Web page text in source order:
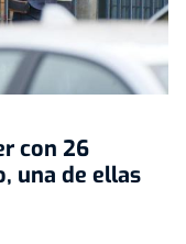
con 26
una de ellas